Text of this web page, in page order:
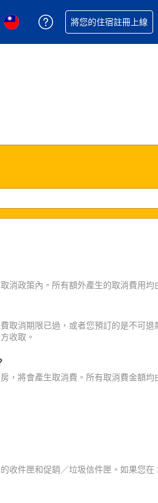
用的幣別. 您現在所使用的幣別為新
選擇您使用的語言. 您目前所選的
取得訂單相關協助
將您的住宿註冊上線
消政策內。所有額外產生的取消費用均
取消期限已過，或者您預訂的是不可退
收取。
，將會產生取消費。所有取消費金額均
收件匣和促銷／垃圾信件匣。如果您在